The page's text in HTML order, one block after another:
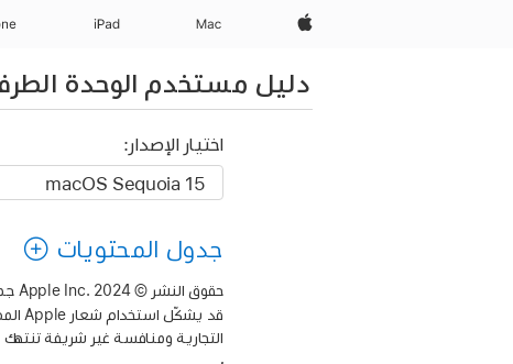
Apple‏
Mac
iPad‏
دليل مستخدم الوحدة
اختيار الإصدار:
جدول المحتويات
حقوق النشر © 2024 Apple Inc.‎ جميع الحقوق محفوظة.
التجارية ومنافسة غير شريفة تنتهك